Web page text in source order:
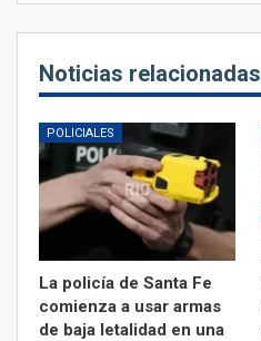
Noticias relacionadas
POLICIALES
La policía de Santa Fe
comienza a usar armas
de baja letalidad en una